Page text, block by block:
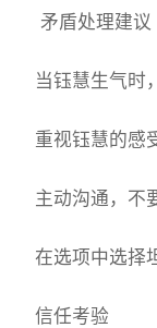
矛盾处理建议
当钰慧生气时
重视钰慧的感
主动沟通，不
在选项中选择
信任考验